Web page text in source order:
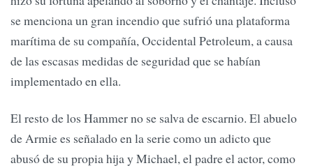
se menciona un gran incendio que sufrió una plataforma
marítima de su compañía, Occidental Petroleum, a causa
de las escasas medidas de seguridad que se habían
implementado en ella.
El resto de los Hammer no se salva de escarnio. El abuelo
de Armie es señalado en la serie como un adicto que
abusó de su propia hija y Michael, el padre el actor, como